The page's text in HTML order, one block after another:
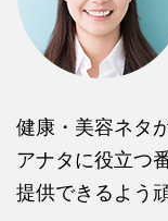
健康・美容ネタ
アナタに役立つ
提供できるよう